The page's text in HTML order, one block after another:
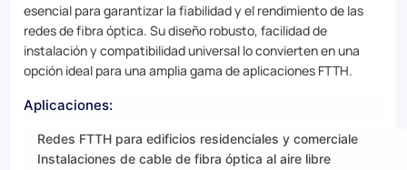
esencial para garantizar la fiabilidad y el rendimiento de las
redes de fibra óptica. Su diseño robusto, facilidad de
instalación y compatibilidad universal lo convierten en una
opción ideal para una amplia gama de aplicaciones FTTH.
Aplicaciones:
Redes FTTH para edificios residenciales y comerciale
Instalaciones de cable de fibra óptica al aire libre